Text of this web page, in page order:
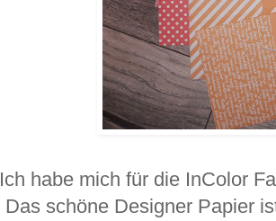
Ich habe mich für die InColor
Das schöne Designer Papier